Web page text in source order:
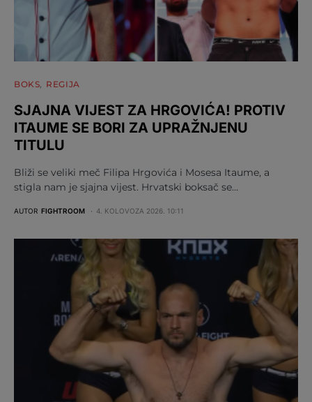
BOKS REGIJA
SJAJNA VIJEST ZA HRGOVIĆA! PROTIV
ITAUME SE BORI ZA UPRAŽNJENU
TITULU
Bliži se veliki meč Filipa Hrgovića i Mosesa Itaume, a
stigla nam je sjajna vijest. Hrvatski boksač se…
AUTOR FIGHTROOM 4. KOLOVOZA 2026. 10:11